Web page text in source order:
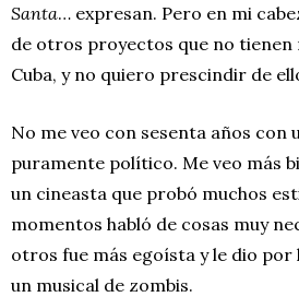
Santa… expresan. Pero en mi
de otros proyectos que no tienen
Cuba, y no quiero prescindir de
No me veo con sesenta años con
puramente político. Me veo más
un cineasta que probó muchos
momentos habló de cosas muy
otros fue más egoísta y le dio por
un musical de zombis.